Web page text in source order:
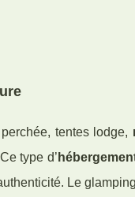
tentes lodge,
type d’
Le